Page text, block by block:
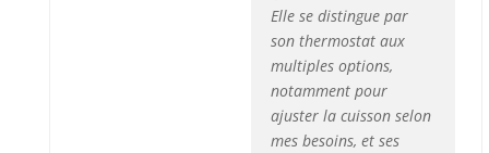
déchets
CONTENU:
Crêpier
Gourmet,
louche, 6mini
spatules
Elle se distingue par
son thermostat aux
multiples options,
notamment pour
ajuster la cuisson selon
mes besoins, et ses